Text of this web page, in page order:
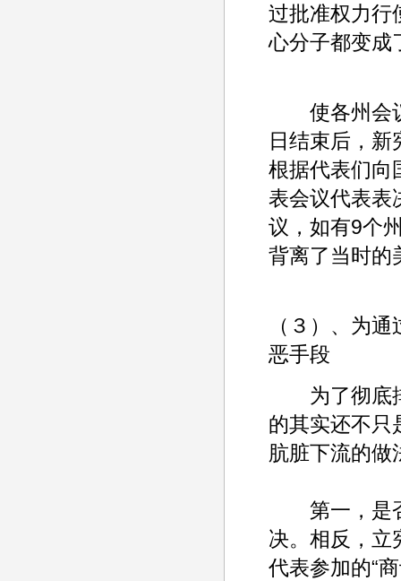
过批准权力行
心分子都变成
使各州会议
日结束后，新
根据代表们向
表会议代表表
议，如有9个
背离了当时的
（３）、为
恶手段
为了彻底排
的其实还不只
肮脏下流的做
第一，是否
决。相反，立
代表参加的“